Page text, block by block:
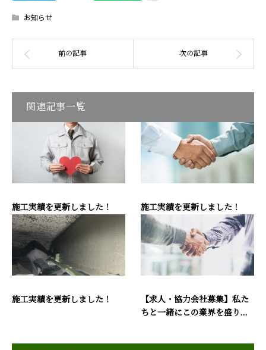
お知らせ
関連記事一覧
施工実績を更新しました！ 施工実績を更新しました！
施工実績を更新しました！
【求人・協力会社募集】私た
ちと一緒にこの業界を盛り...